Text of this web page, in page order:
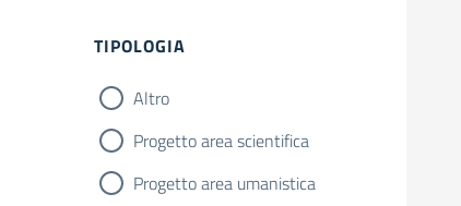
TIPOLOGIA
Altro
Progetto area scientifica
Progetto area umanistica